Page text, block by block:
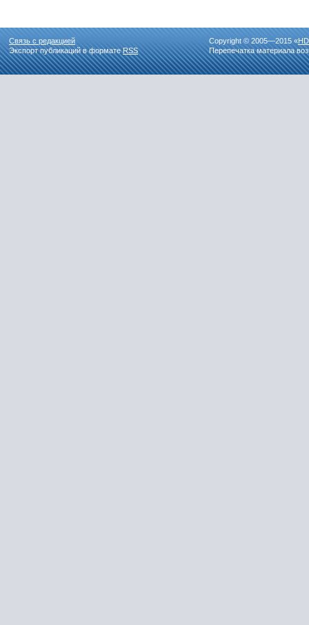
Связь с редакцией
Экспорт публикаций в форматеRSS
Copyright © 2005—2015 «
Перепечатка материала